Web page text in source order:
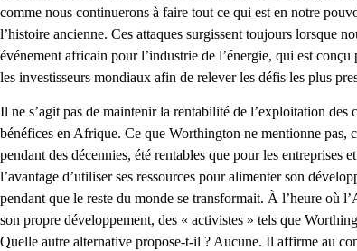
comme nous continuerons à faire tout ce qui est en notre
l’histoire ancienne. Ces attaques surgissent toujours lorsque
événement africain pour l’industrie de l’énergie, qui est
les investisseurs mondiaux afin de relever les défis les plus
Il ne s’agit pas de maintenir la rentabilité de l’exploitation des
bénéfices en Afrique. Ce que Worthington ne mentionne pas,
pendant des décennies, été rentables que pour les entreprises
l’avantage d’utiliser ses ressources pour alimenter son
pendant que le reste du monde se transformait. À l’heure où
son propre développement, des « activistes » tels que
Quelle autre alternative propose-t-il ? Aucune. Il affirme au